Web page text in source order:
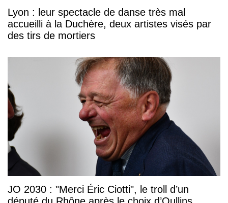
Lyon : leur spectacle de danse très mal
accueilli à la Duchère, deux artistes visés par
des tirs de mortiers
JO 2030 : "Merci Éric Ciotti", le troll d’un